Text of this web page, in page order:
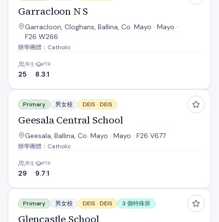
Garracloon N S
Garracloon, Cloghans, Ballina, Co. Mayo · Mayo ·
F26 W266
辦學團體：Catholic
學生
25
PTR
8.3:1
Geesala Central School
Primary 男女校 DEIS · DEIS
Geesala Central School
Geesala, Ballina, Co. Mayo · Mayo · F26 V677
辦學團體：Catholic
學生
29
PTR
9.7:1
Glencastle School
Primary 男女校 DEIS · DEIS 3 個特殊班
Glencastle School